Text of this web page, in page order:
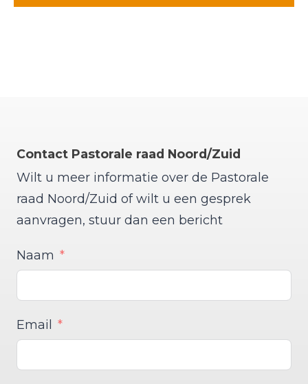
Contact Pastorale raad Noord/Zuid
Wilt u meer informatie over de Pastorale
raad Noord/Zuid of wilt u een gesprek
aanvragen, stuur dan een bericht
Naam
Email